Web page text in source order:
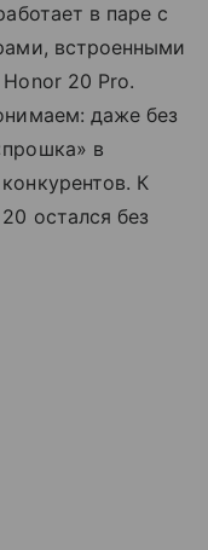
в паре с
встроенными
20 Pro.
даже без
в
К
остался без